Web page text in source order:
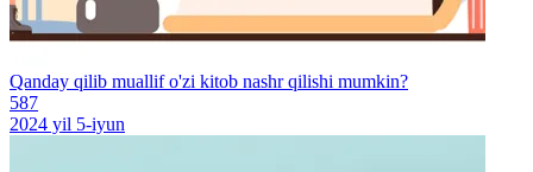
Qanday qilib muallif o'zi kitob nashr qilishi mumkin?
587
2024 yil 5-iyun